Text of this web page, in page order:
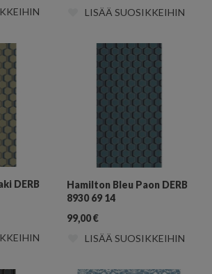
LISÄÄ SUOSIKKEIHIN
DERB
Hamilton Bleu Paon DERB
8930 69 14
99,00€
LISÄÄ SUOSIKKEIHIN